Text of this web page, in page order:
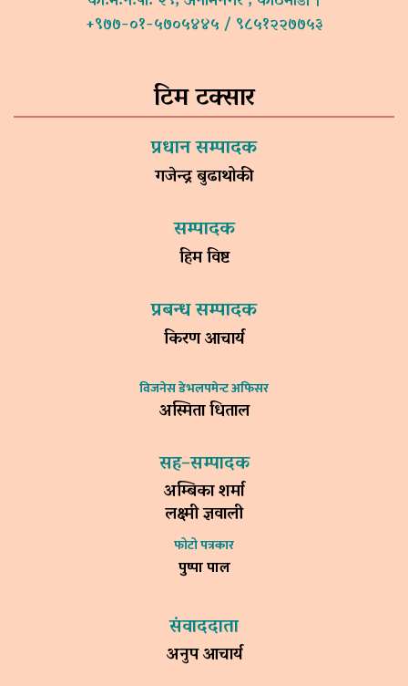
+९७७-०१-५७०५४४५ / ९८५१२२७७५३
टिम टक्सार
प्रधान सम्पादक
गजेन्द्र बुढाथोकी
सम्पादक
हिम विष्ट
प्रबन्ध सम्पादक
किरण आचार्य
विजनेस डेभलपमेन्ट अफिसर
अस्मिता धिताल
सह–सम्पादक
अम्बिका शर्मा
लक्ष्मी ज्ञवाली
फोटो पत्रकार
पुष्पा पाल
संवाददाता
अनुप आचार्य